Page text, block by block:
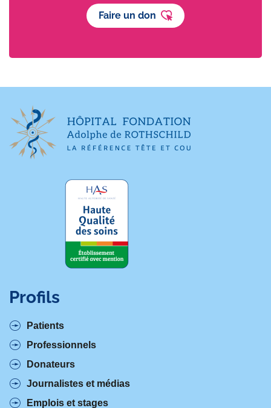
Faire un don
Profils
Patients
Professionnels
Donateurs
Journalistes et médias
Emplois et stages